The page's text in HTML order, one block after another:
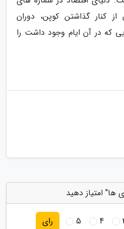
از کنار گذاشتن کوپن، دوران
که در آن ایام وجود داشت را
امتیاز دهید
4
5 رای